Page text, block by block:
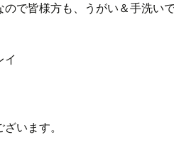
で皆様方も、うがい＆手洗い
イ
います。